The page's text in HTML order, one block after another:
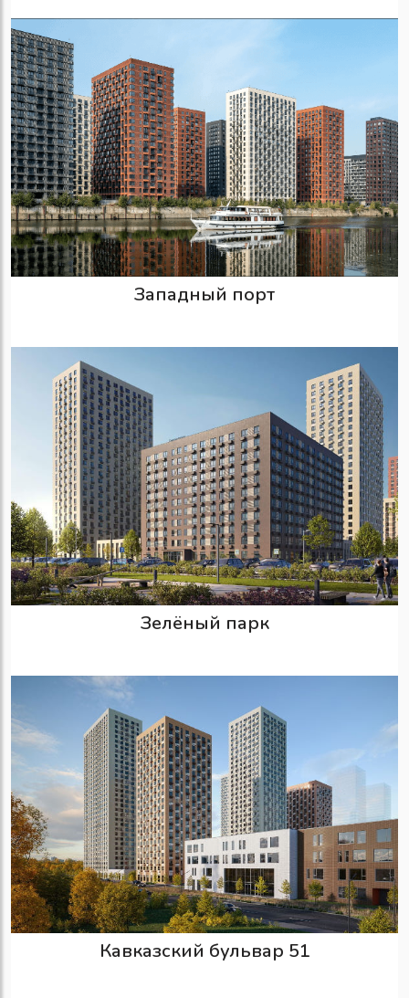
Западный порт
Зелёный парк
Кавказский бульвар 51